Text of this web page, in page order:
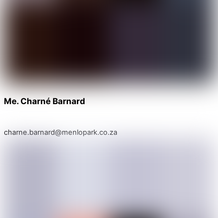
Me. Charné Barnard
charne.barnard@menlopark.co.za